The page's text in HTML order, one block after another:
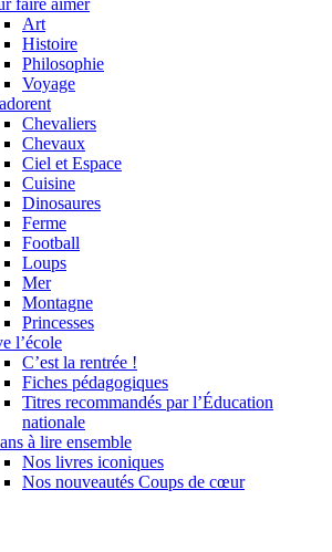
Art
Histoire
Philosophie
Voyage
Chevaliers
Chevaux
Ciel et Espace
Cuisine
Dinosaures
Ferme
Football
Loups
Mer
Montagne
Princesses
l’école
C’est la rentrée !
Fiches pédagogiques
Titres recommandés par l’Éducation
nationale
à lire ensemble
Nos livres iconiques
Nos nouveautés Coups de cœur